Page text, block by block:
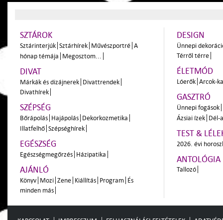
SZTÁROK
Sztárinterjúk Sztárhírek Művészportré A
hónap témája Megosztom...
DIVAT
Márkák és dizájnerek Divattrendek
Divathírek
SZÉPSÉG
Bőrápolás Hajápolás Dekorkozmetika
Illatfelhő Szépséghírek
EGÉSZSÉG
Egészségmegőrzés Házipatika
AJÁNLÓ
Könyv Mozi Zene Kiállítás Program És
minden más
DESIGN
Ünnepi
Térről térre
ÉLETMÓD
Lóerők Arcok-
GASZTRÓ
Ünnepi fogások
Ázsiai ízek Dél-
TEST &
2026. évi
ANTOLÓGIA
Tallozó